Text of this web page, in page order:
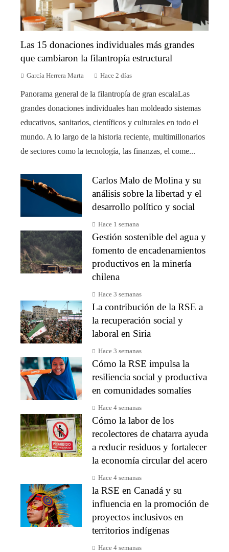
Las 15 donaciones individuales más grandes
que cambiaron la filantropía estructural
García Herrera Marta Hace 2 días
Panorama general de la filantropía de gran escalaLas
grandes donaciones individuales han moldeado sistemas
educativos, sanitarios, científicos y culturales en todo el
mundo. A lo largo de la historia reciente, multimillonarios
de sectores como la tecnología, las finanzas, el come...
Carlos Malo de Molina y su
análisis sobre la libertad y el
desarrollo político y social
Hace 1 semana
Gestión sostenible del agua y
fomento de encadenamientos
productivos en la minería
chilena
Hace 3 semanas
La contribución de la RSE a
la recuperación social y
laboral en Siria
Hace 3 semanas
Cómo la RSE impulsa la
resiliencia social y productiva
en comunidades somalíes
Hace 4 semanas
Cómo la labor de los
recolectores de chatarra ayuda
a reducir residuos y fortalecer
la economía circular del acero
Hace 4 semanas
la RSE en Canadá y su
influencia en la promoción de
proyectos inclusivos en
territorios indígenas
Hace 4 semanas